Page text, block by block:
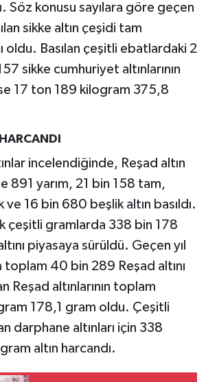
Söz konusu sayılara göre geçen
sikke altın çeşidi tam
oldu. Basılan çeşitli ebatlardaki 2
sikke cumhuriyet altınlarının
17 ton 189 kilogram 375,8
incelendiğinde, Reşad altın
891 yarım, 21 bin 158 tam,
16 bin 680 beşlik altın basıldı.
çeşitli gramlarda 338 bin 178
piyasaya sürüldü. Geçen yıl
40 bin 289 Reşad altını
Reşad altınlarının toplam
178,1 gram oldu. Çeşitli
darphane altınları için 338
altın harcandı.